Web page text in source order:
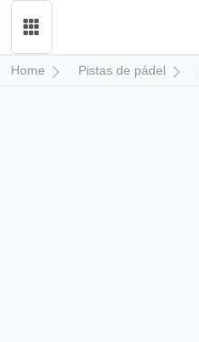
Home Pistas de pádel